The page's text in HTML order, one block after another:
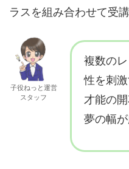
ラスを組み合わせて受
子役ねっと運営
スタッフ
複数の
性を刺
才能の
夢の幅が